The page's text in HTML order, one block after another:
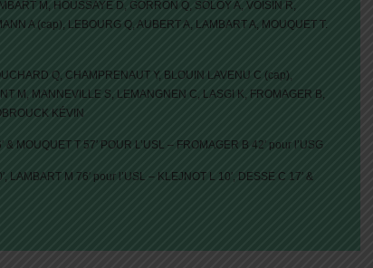
M, HOUSSAYE D, GORRON Q, SOLOY A, VOISIN R,
A (cap), LEBOURG Q, AUBERT A, LAMBART A, MOUQUET T.
Q, CHAMPRENAUT Y, BLOUIN LAVENU C (cap),
M, MANNEVILLE S, LEMANGNEN C, LASGI K, FROMAGER B,
KÉVIN
& MOUQUET T 57′ POUR L’USL – FROMAGER B 42′ pour l’USG
LAMBART M 76′ pour l’USL – KLEJNOT L 10′, DESSE C 17′ &